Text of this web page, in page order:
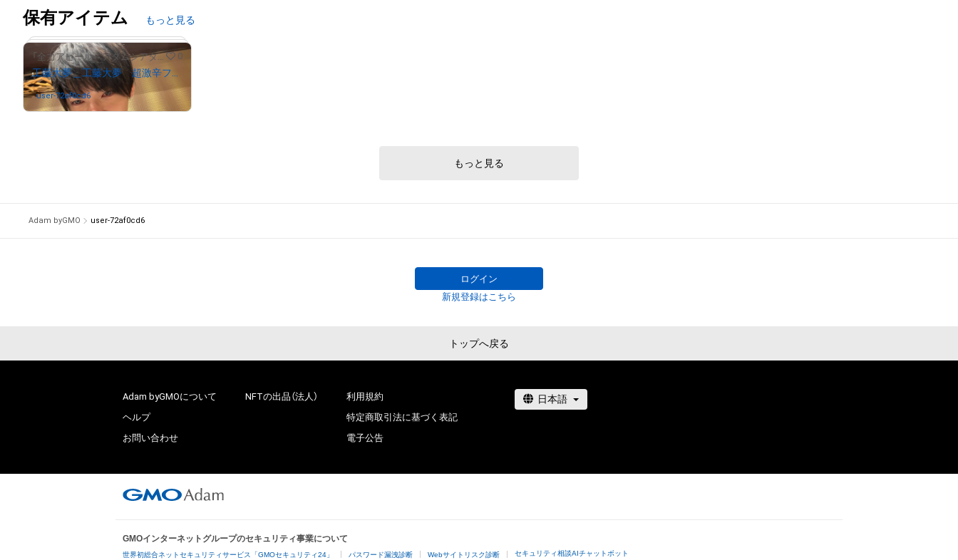
保有アイテム もっと見る
「全力アピール～アダムシアター～」NFTストア 0
工藤大夢＿工藤大夢 超激辛フカヒレラーメンに挑戦！
user-72af0cd6 さんが保有中
もっと見る
Adam byGMO user-72af0cd6
ログイン
新規登録はこちら
トップへ戻る
Adam byGMOについて
ヘルプ
お問い合わせ
NFTの出品（法人）
利用規約
特定商取引法に基づく表記
電子公告
GMOインターネットグループのセキュリティ事業について
世界初総合ネットセキュリティサービス「GMOセキュリティ24」 パスワード漏洩診断 Webサイトリスク診断 セキュリティ相談AIチャットボット